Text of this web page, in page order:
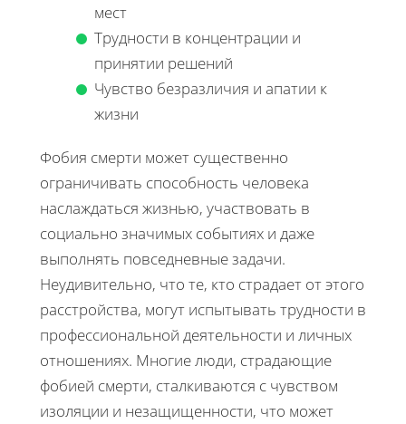
мест
Трудности в концентрации и
принятии решений
Чувство безразличия и апатии к
жизни
Фобия смерти может существенно
ограничивать способность человека
наслаждаться жизнью, участвовать в
социально значимых событиях и даже
выполнять повседневные задачи.
Неудивительно, что те, кто страдает от этого
расстройства, могут испытывать трудности в
профессиональной деятельности и личных
отношениях. Многие люди, страдающие
фобией смерти, сталкиваются с чувством
изоляции и незащищенности, что может